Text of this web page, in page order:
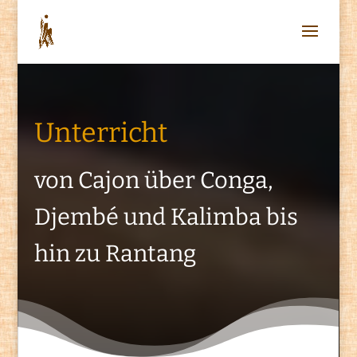
Unterricht
von Cajon über Conga,
Djembé und Kalimba bis
hin zu Rantang